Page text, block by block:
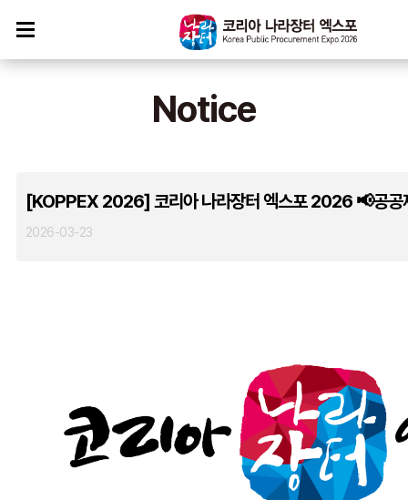
Notice
[KOPPEX 2026] 코리아 나라장터 엑스포 2026 📢공공
2026-03-23